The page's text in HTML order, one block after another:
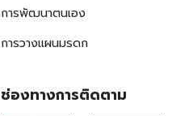
การพัฒนาตนเอง
การวางแผนมรดก
ช่องทางการติดตาม